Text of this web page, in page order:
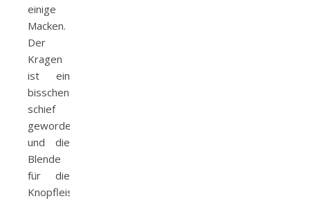
einige
Macken.
Der
Kragen
ist ein
bisschen
schief
geworden
und die
Blende
für die
Knopfleist